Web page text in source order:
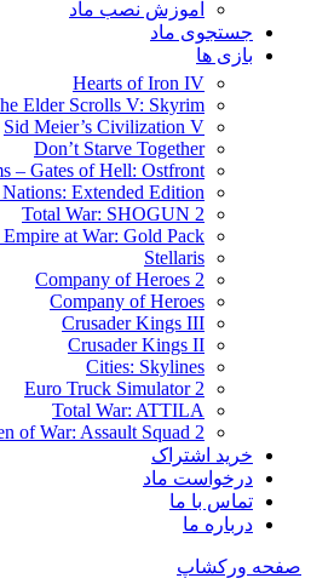
آموزش نصب ماد
جستجوی ماد
بازی ها
Hearts of Iron IV
Elder Scrolls V: Skyrim
Sid Meier’s Civilization V
Don’t Starve Together
– Gates of Hell: Ostfront
Extended Edition
Total War: SHOGUN 2
at War: Gold Pack
Stellaris
Company of Heroes 2
Company of Heroes
Crusader Kings III
Crusader Kings II
Cities: Skylines
Euro Truck Simulator 2
Total War: ATTILA
of War: Assault Squad 2
خرید اشتراک
درخواست ماد
تماس با ما
درباره ما
صفحه ورکشاپ